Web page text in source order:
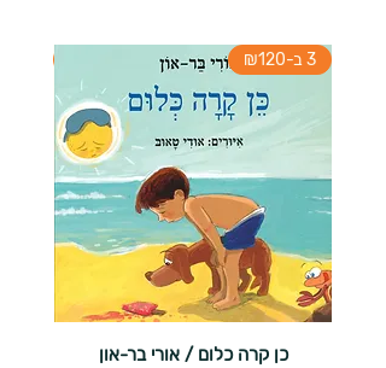
3 ב-₪120
כן קרה כלום / אורי בר-און